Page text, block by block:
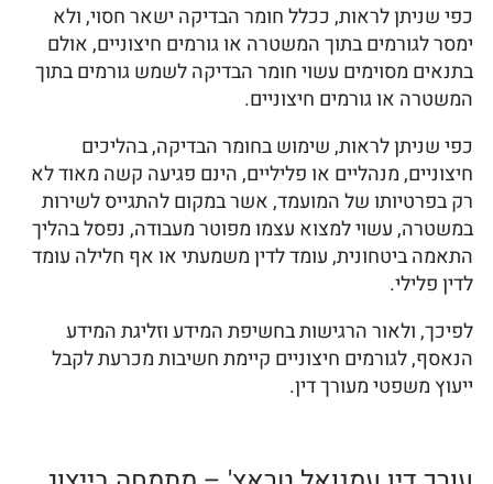
כפי שניתן לראות, ככלל חומר הבדיקה ישאר חסוי, ולא
ימסר לגורמים בתוך המשטרה או גורמים חיצוניים, אולם
בתנאים מסוימים עשוי חומר הבדיקה לשמש גורמים בתוך
המשטרה או גורמים חיצוניים.
כפי שניתן לראות, שימוש בחומר הבדיקה, בהליכים
חיצוניים, מנהליים או פליליים, הינם פגיעה קשה מאוד לא
רק בפרטיותו של המועמד, אשר במקום להתגייס לשירות
במשטרה, עשוי למצוא עצמו מפוטר מעבודה, נפסל בהליך
התאמה ביטחונית, עומד לדין משמעתי או אף חלילה עומד
לדין פלילי.
לפיכך, ולאור הרגישות בחשיפת המידע וזליגת המידע
הנאסף, לגורמים חיצוניים קיימת חשיבות מכרעת לקבל
ייעוץ משפטי מעורך דין.